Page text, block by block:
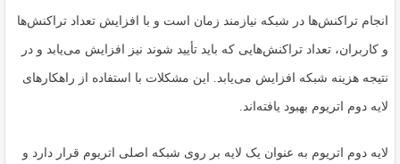
انجام تراکنش‌ها در شبکه نیازمند زمان است و با افزایش تعداد تراکنش‌ها
و کاربران، تعداد تراکنش‌هایی که باید تأیید شوند نیز افزایش می‌یابد و در
نتیجه هزینه شبکه افزایش می‌یابد. این مشکلات با استفاده از راهکارهای
لایه دوم اتریوم بهبود یافته‌اند.
لایه دوم اتریوم به عنوان یک لایه بر روی شبکه اصلی اتریوم قرار دارد و